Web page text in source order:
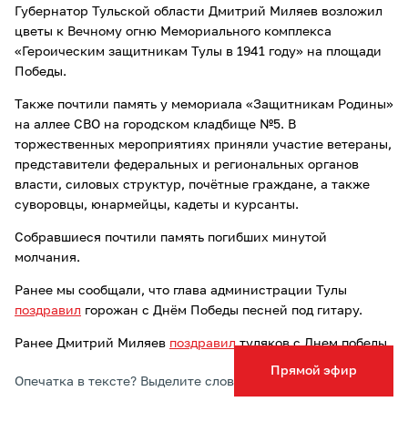
Прямой эфир
Губернатор Тульской области Дмитрий Миляев возложил
цветы к Вечному огню Мемориального комплекса
«Героическим защитникам Тулы в 1941 году» на площади
Победы.
Также почтили память у мемориала «Защитникам Родины»
на аллее СВО на городском кладбище №5. В
торжественных мероприятиях приняли участие ветераны,
представители федеральных и региональных органов
власти, силовых структур, почётные граждане, а также
суворовцы, юнармейцы, кадеты и курсанты.
Собравшиеся почтили память погибших минутой
молчания.
Ранее мы сообщали, что глава администрации Тулы
поздравил горожан с Днём Победы песней под гитару.
Ранее Дмитрий Миляев поздравилтуляков с Днем победы.
Опечатка в тексте? Выделите слово и нажмите Ctrl+Enter